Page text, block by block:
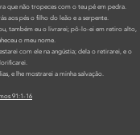
que não tropeces com o teu pé em pedra.
aos pés o filho do leão e a serpente.
também eu o livrarei; pô-lo-ei em retiro alto,
o meu nome.
com ele na angústia; dela o retirarei, e o
e lhe mostrarei a minha salvação.
91:1-16